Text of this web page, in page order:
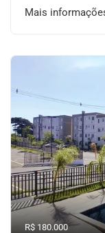
Mais
R$ 180.000